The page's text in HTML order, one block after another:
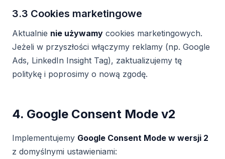
3.3 Cookies marketingowe
Aktualnie nie używamy cookies marketingowych.
Jeżeli w przyszłości włączymy reklamy (np. Google
Ads, LinkedIn Insight Tag), zaktualizujemy tę
politykę i poprosimy o nową zgodę.
4. Google Consent Mode v2
Implementujemy Google Consent Mode w wersji 2
z domyślnymi ustawieniami: